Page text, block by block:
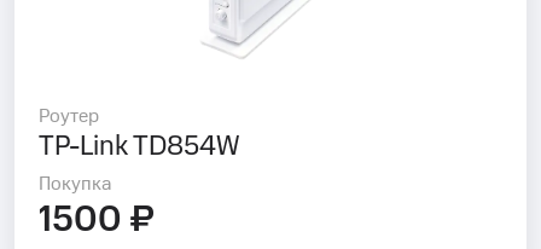
Роутер
TP-Link TD854W
Покупка
1500 ₽